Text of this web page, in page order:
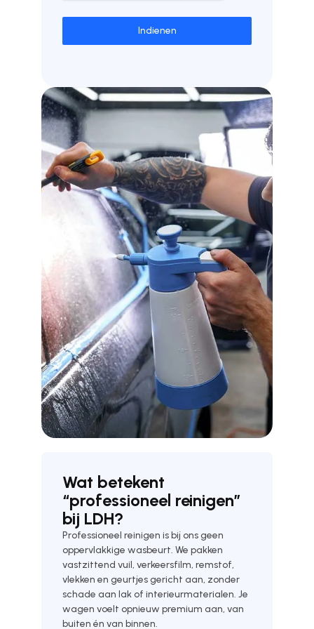
Wat betekent
“professioneel reinigen”
bij LDH?
Professioneel reinigen is bij ons geen
oppervlakkige wasbeurt. We pakken
vastzittend vuil, verkeersfilm, remstof,
vlekken en geurtjes gericht aan, zonder
schade aan lak of interieurmaterialen. Je
wagen voelt opnieuw premium aan, van
buiten én van binnen.
Indienen